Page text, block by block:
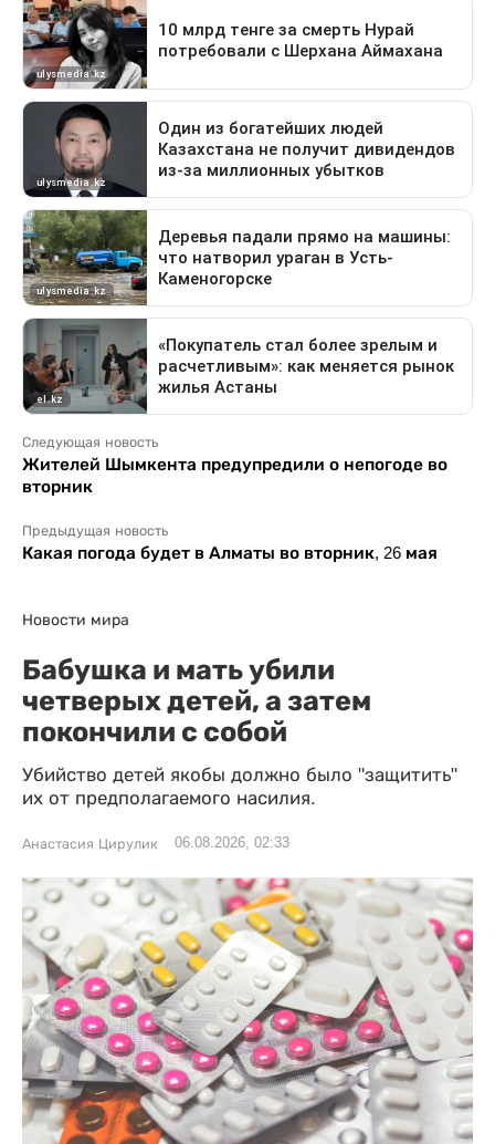
Следующая новость
Жителей Шымкента предупредили о непогоде во
вторник
Предыдущая новость
Какая погода будет в Алматы во вторник, 26 мая
Новости мира
Бабушка и мать убили
четверых детей, а затем
покончили с собой
Убийство детей якобы должно было "защитить"
их от предполагаемого насилия.
Анастасия Цирулик 06.08.2026, 02:33